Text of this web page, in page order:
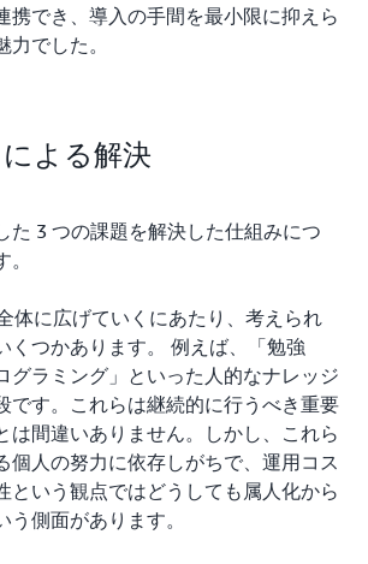
携でき、導入の手間を最小限に抑えら
でした。
による解決
た 3 つの課題を解決した仕組みにつ
体に広げていくにあたり、考えられ
くつかあります。 例えば、「勉強
グラミング」といった人的なナレッジ
です。これらは継続的に行うべき重要
は間違いありません。しかし、これら
個人の努力に依存しがちで、運用コス
という観点ではどうしても属人化から
側面があります。